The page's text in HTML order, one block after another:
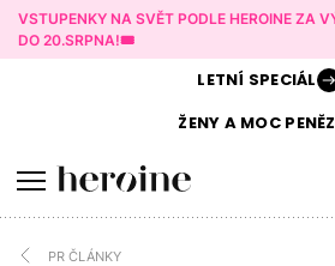
VSTUPENKY NA SVĚT PODLE HEROINE ZA
DO 20.SRPNA!🎟️
LETNÍ SPECIÁL
ŽENY AMOC PENĚZ
PR ČLÁNKY